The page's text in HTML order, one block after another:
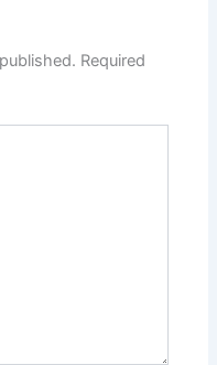
Required